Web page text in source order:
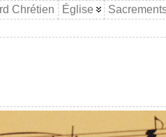
Chrétien Église